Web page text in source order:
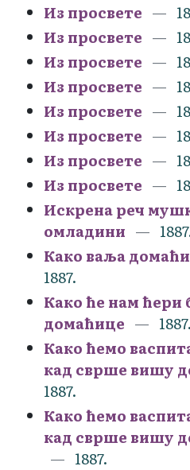
Из просвете
Из просвете
Из просвете
Из просвете
Из просвете
Из просвете
Из просвете
Из просвете
Искрена реч
омладини
Како ваља
1887.
Како ће нам ћери
домаћице
1887.
Како ћемо
кад сврше вишу
1887.
Како ћемо
кад сврше вишу
1887.